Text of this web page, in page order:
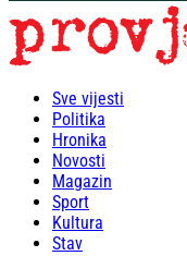
Sve vijesti
Politika
Hronika
Novosti
Magazin
Sport
Kultura
Stav